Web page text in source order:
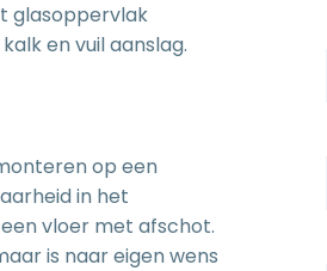
glasoppervlak
en vuil aanslag.
op een
in het
vloer met afschot.
is naar eigen wens